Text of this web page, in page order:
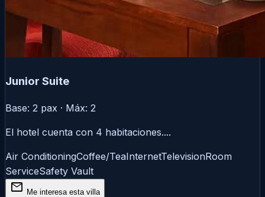
Junior Suite
Base: 2 pax · Máx: 2
El hotel cuenta con 4 habitaciones....
Air ConditioningCoffee/TeaInternetTelevisionRoom
ServiceSafety Vault
mail Me interesa esta villa